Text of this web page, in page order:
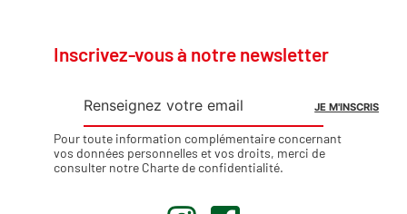
Inscrivez-vous à notre newsletter
Pour toute information complémentaire concernant
vos données personnelles et vos droits, merci de
consulter notre Charte de confidentialité.
. .